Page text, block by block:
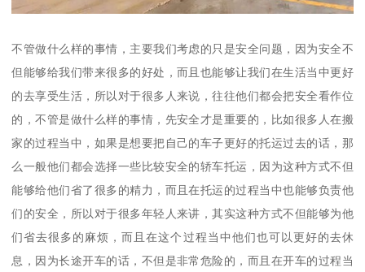
不管做什么样的事情，主要我们考虑的只是安全问题，因为安全不
但能够给我们带来很多的好处，而且也能够让我们在生活当中更好
的去享受生活，所以对于很多人来说，往往他们都会把安全看作位
的，不管是做什么样的事情，先安全才是重要的，比如很多人在搬
家的过程当中，如果是想要把自己的车子更好的托运过去的话，那
么一般他们都会选择一些比较安全的轿车托运，因为这种方式不但
能够给他们省了很多的精力，而且在托运的过程当中也能够负责他
们的安全，所以对于很多年轻人来讲，其实这种方式不但能够为他
们省去很多的麻烦，而且在这个过程当中他们也可以更好的去休
息，因为长途开车的话，不但是非常危险的，而且在开车的过程当